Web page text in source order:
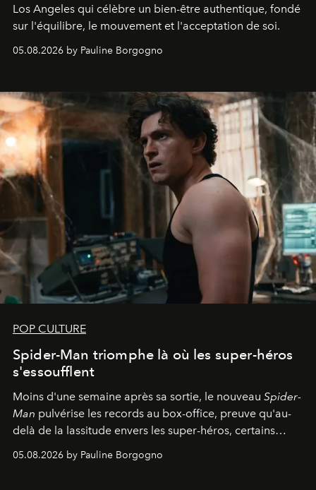
Los Angeles qui célèbre un bien-être authentique, fondé
sur l'équilibre, le mouvement et l'acceptation de soi.
05.08.2026 by Pauline Borgogno
POP CULTURE
Spider-Man triomphe là où les super-héros
s'essoufflent
Moins d'une semaine après sa sortie, le nouveau Spider-
Man pulvérise les records au box-office, preuve qu'au-
delà de la lassitude envers les super-héros, certains
personnages continuent de susciter une ferveur intacte.
05.08.2026 by Pauline Borgogno